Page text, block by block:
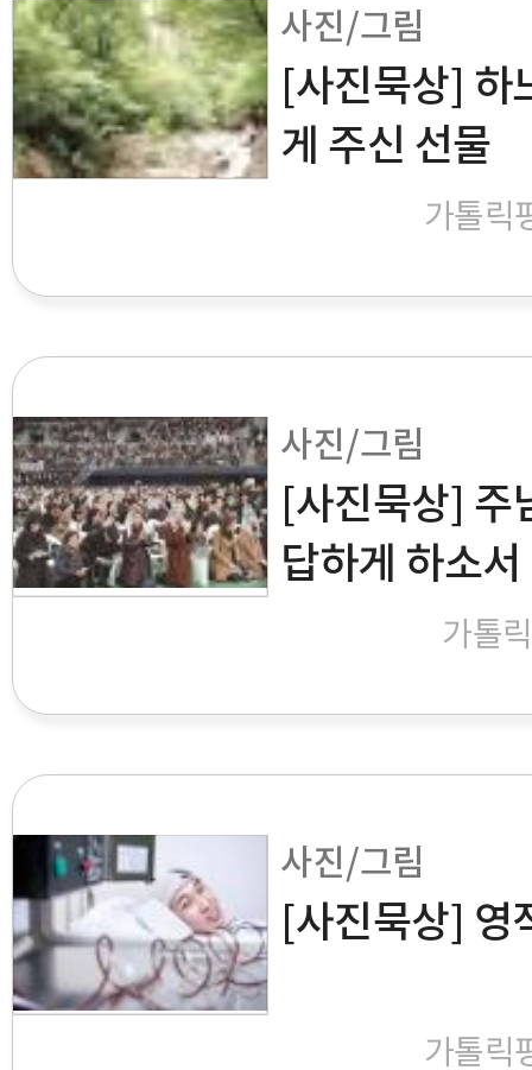
사진/그림
[사진묵상] 하
게 주신 선물
가톨릭
사진/그림
[사진묵상] 주
답하게 하소서
가톨
사진/그림
[사진묵상] 영
가톨릭